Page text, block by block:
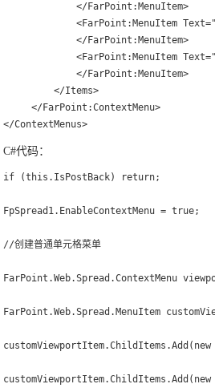
             </FarPoint:MenuItem>
<FarPoint:MenuItem
             </FarPoint:MenuItem>
<FarPoint:MenuItem
             </FarPoint:MenuItem>
         </Items>
     </FarPoint:ContextMenu>
</ContextMenus>
C#代码：
if (this.IsPostBack) return;
FpSpread1.EnableContextMenu = true;
//创建普通单元格菜单
FarPoint.Web.Spread.ContextMenu
FarPoint.Web.Spread.MenuItem